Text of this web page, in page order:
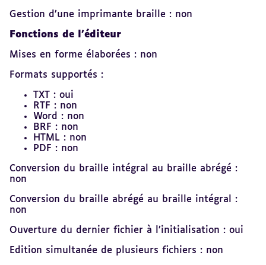
Gestion d’une imprimante braille : non
Fonctions de l’éditeur
Mises en forme élaborées : non
Formats supportés :
TXT : oui
RTF : non
Word : non
BRF : non
HTML : non
PDF : non
Conversion du braille intégral au braille abrégé :
non
Conversion du braille abrégé au braille intégral :
non
Ouverture du dernier fichier à l’initialisation : oui
Edition simultanée de plusieurs fichiers : non